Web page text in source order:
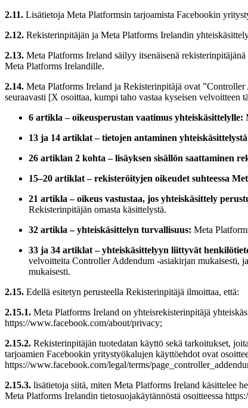
2.11. Lisätietoja Meta Platformsin tarjoamista Facebookin
2.12. Rekisterinpitäjän ja Meta Platforms Irelandin
2.13. Meta Platforms Ireland säilyy itsenäisenä
Meta Platforms Irelandille.
2.14. Meta Platforms Ireland ja Rekisterinpitäjä ovat
seuraavasti [X osoittaa, kumpi taho vastaa kyseisen velvoitteen
6 artikla – oikeusperustan vaatimus yhteiskäsittelylle:
13 ja 14 artiklat – tietojen antaminen
26 artiklan 2 kohta – lisäyksen sisällön saattaminen
15–20 artiklat – rekisteröityjen oikeudet suhteessa
21 artikla – oikeus vastustaa, jos yhteiskäsittely
Rekisterinpitäjän omasta käsittelystä.
32 artikla – yhteiskäsittelyn turvallisuus: Meta
33 ja 34 artiklat – yhteiskäsittelyyn liittyvät
velvoitteita Controller Addendum -asiakirjan mukaisesti,
mukaisesti.
2.15. Edellä esitetyn perusteella Rekisterinpitäjä ilmoittaa, että:
2.15.1. Meta Platforms Ireland on yhteisrekisterinpitäjä
https://www.facebook.com/about/privacy;
2.15.2. Rekisterinpitäjän tuotedatan käyttö sekä tarkoitukset,
tarjoamien Facebookin yritystyökalujen käyttöehdot ovat
https://www.facebook.com/legal/terms/
2.15.3. lisätietoja siitä, miten Meta Platforms Ireland käsittelee
Meta Platforms Irelandin tietosuojakäytännöstä osoitteessa